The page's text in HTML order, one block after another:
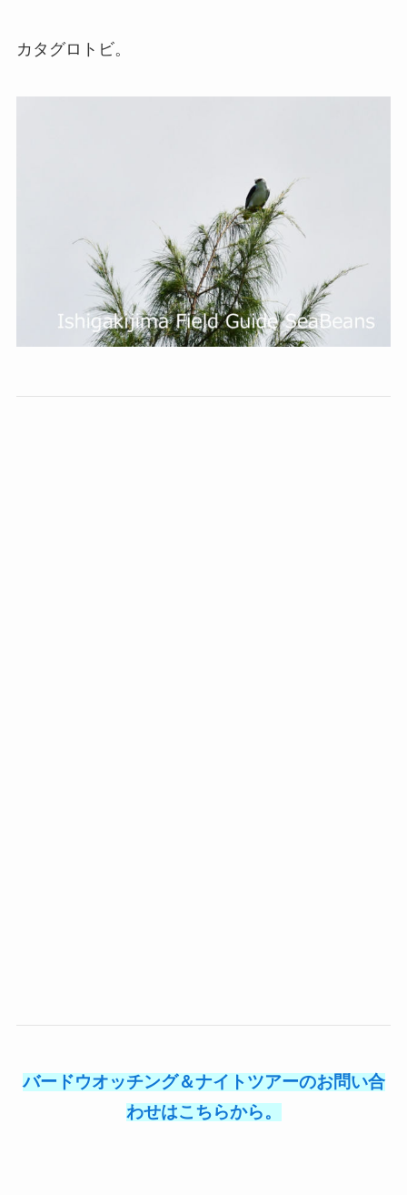
カタグロトビ。
バードウオッチング＆ナイトツアーのお問い合
わせはこちらから。